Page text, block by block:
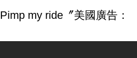
my ride〞美國廣告：